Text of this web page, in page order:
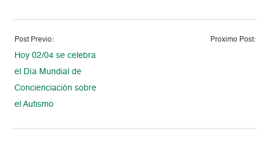
Post Previo:
Hoy 02/04 se celebra
el Día Mundial de
Concienciación sobre
el Autismo
Proximo Post: